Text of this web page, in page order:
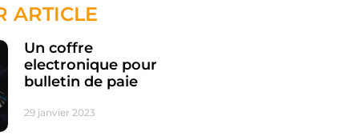
ARTICLE
Un coffre
electronique pour
bulletin de paie
29 janvier 2023